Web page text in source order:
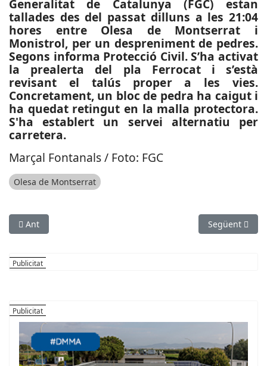
Generalitat de Catalunya (FGC) estan
tallades des del passat dilluns a les 21:04
hores entre Olesa de Montserrat i
Monistrol, per un despreniment de pedres.
Segons informa Protecció Civil. S’ha activat
la prealerta del pla Ferrocat i s’està
revisant el talús proper a les vies.
Concretament, un bloc de pedra ha caigut i
ha quedat retingut en la malla protectora.
S'ha establert un servei alternatiu per
carretera.
Marçal Fontanals / Foto: FGC
Olesa de Montserrat
Article anterior: SOCIETAT: Surt a licitació les obres de la
Ant Article
Següent